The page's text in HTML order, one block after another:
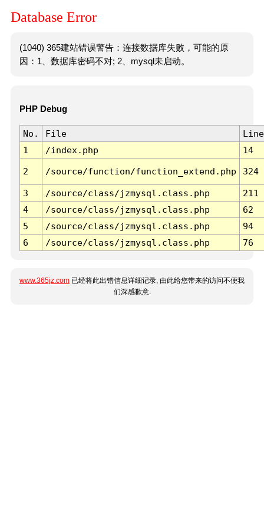
Database Error
(1040) 365建站错误警告：连接数据库失败，可能的原
因：1、数据库密码不对; 2、mysql未启动。
PHP Debug
No. File
Line
1
/index.php 14
2 /source/function/function_extend.php 324
3 /source/class/jzmysql.class.php
211
4
/source/class/jzmysql.class.php
62
5
/source/class/jzmysql.class.php
94
6
/source/class/jzmysql.class.php 76
www.365jz.com 已经将此出错信息详细记录, 由此给您带来的访问不便我
们深感歉意.